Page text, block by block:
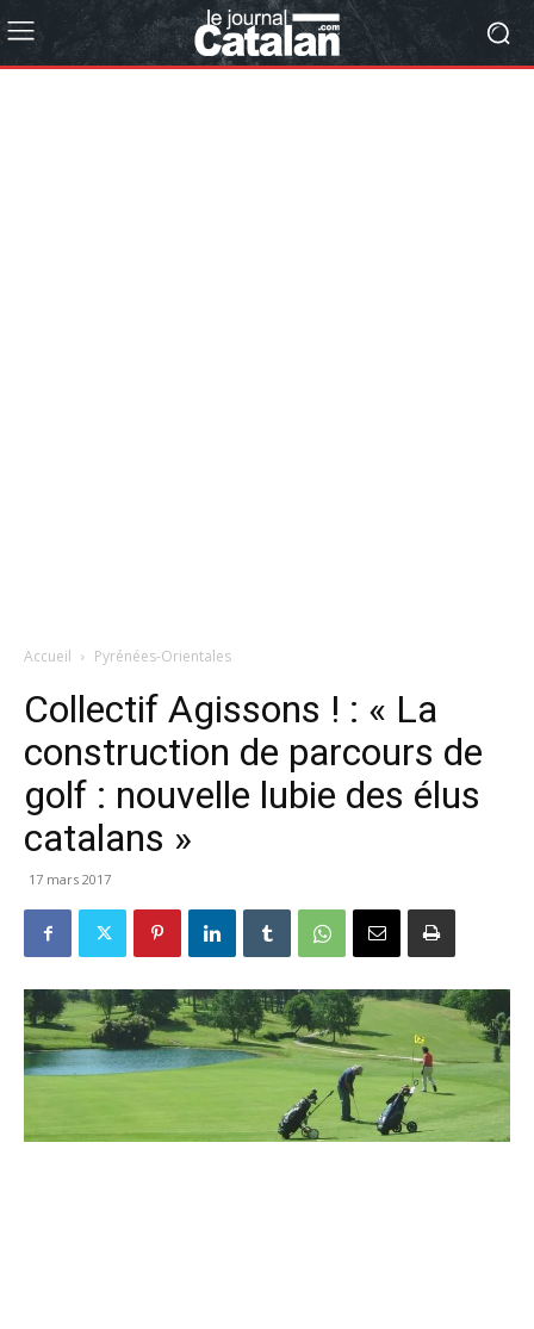
Accueil Pyrénées-Orientales
Collectif Agissons ! : « La
construction de parcours de
golf : nouvelle lubie des élus
catalans »
17 mars 2017